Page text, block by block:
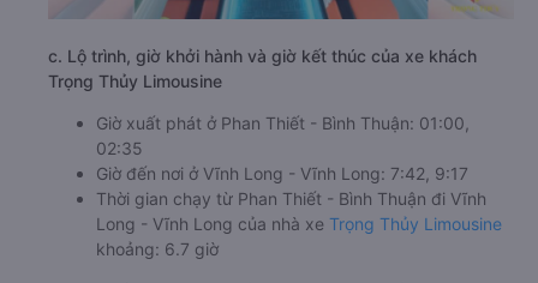
c. Lộ trình, giờ khởi hành và giờ kết thúc của xe khách
Trọng Thủy Limousine
Giờ xuất phát ở Phan Thiết - Bình Thuận: 01:00,
02:35
Giờ đến nơi ở Vĩnh Long - Vĩnh Long: 7:42, 9:17
Thời gian chạy từ Phan Thiết - Bình Thuận đi Vĩnh
Long - Vĩnh Long của nhà xe Trọng Thủy Limousine
khoảng: 6.7 giờ